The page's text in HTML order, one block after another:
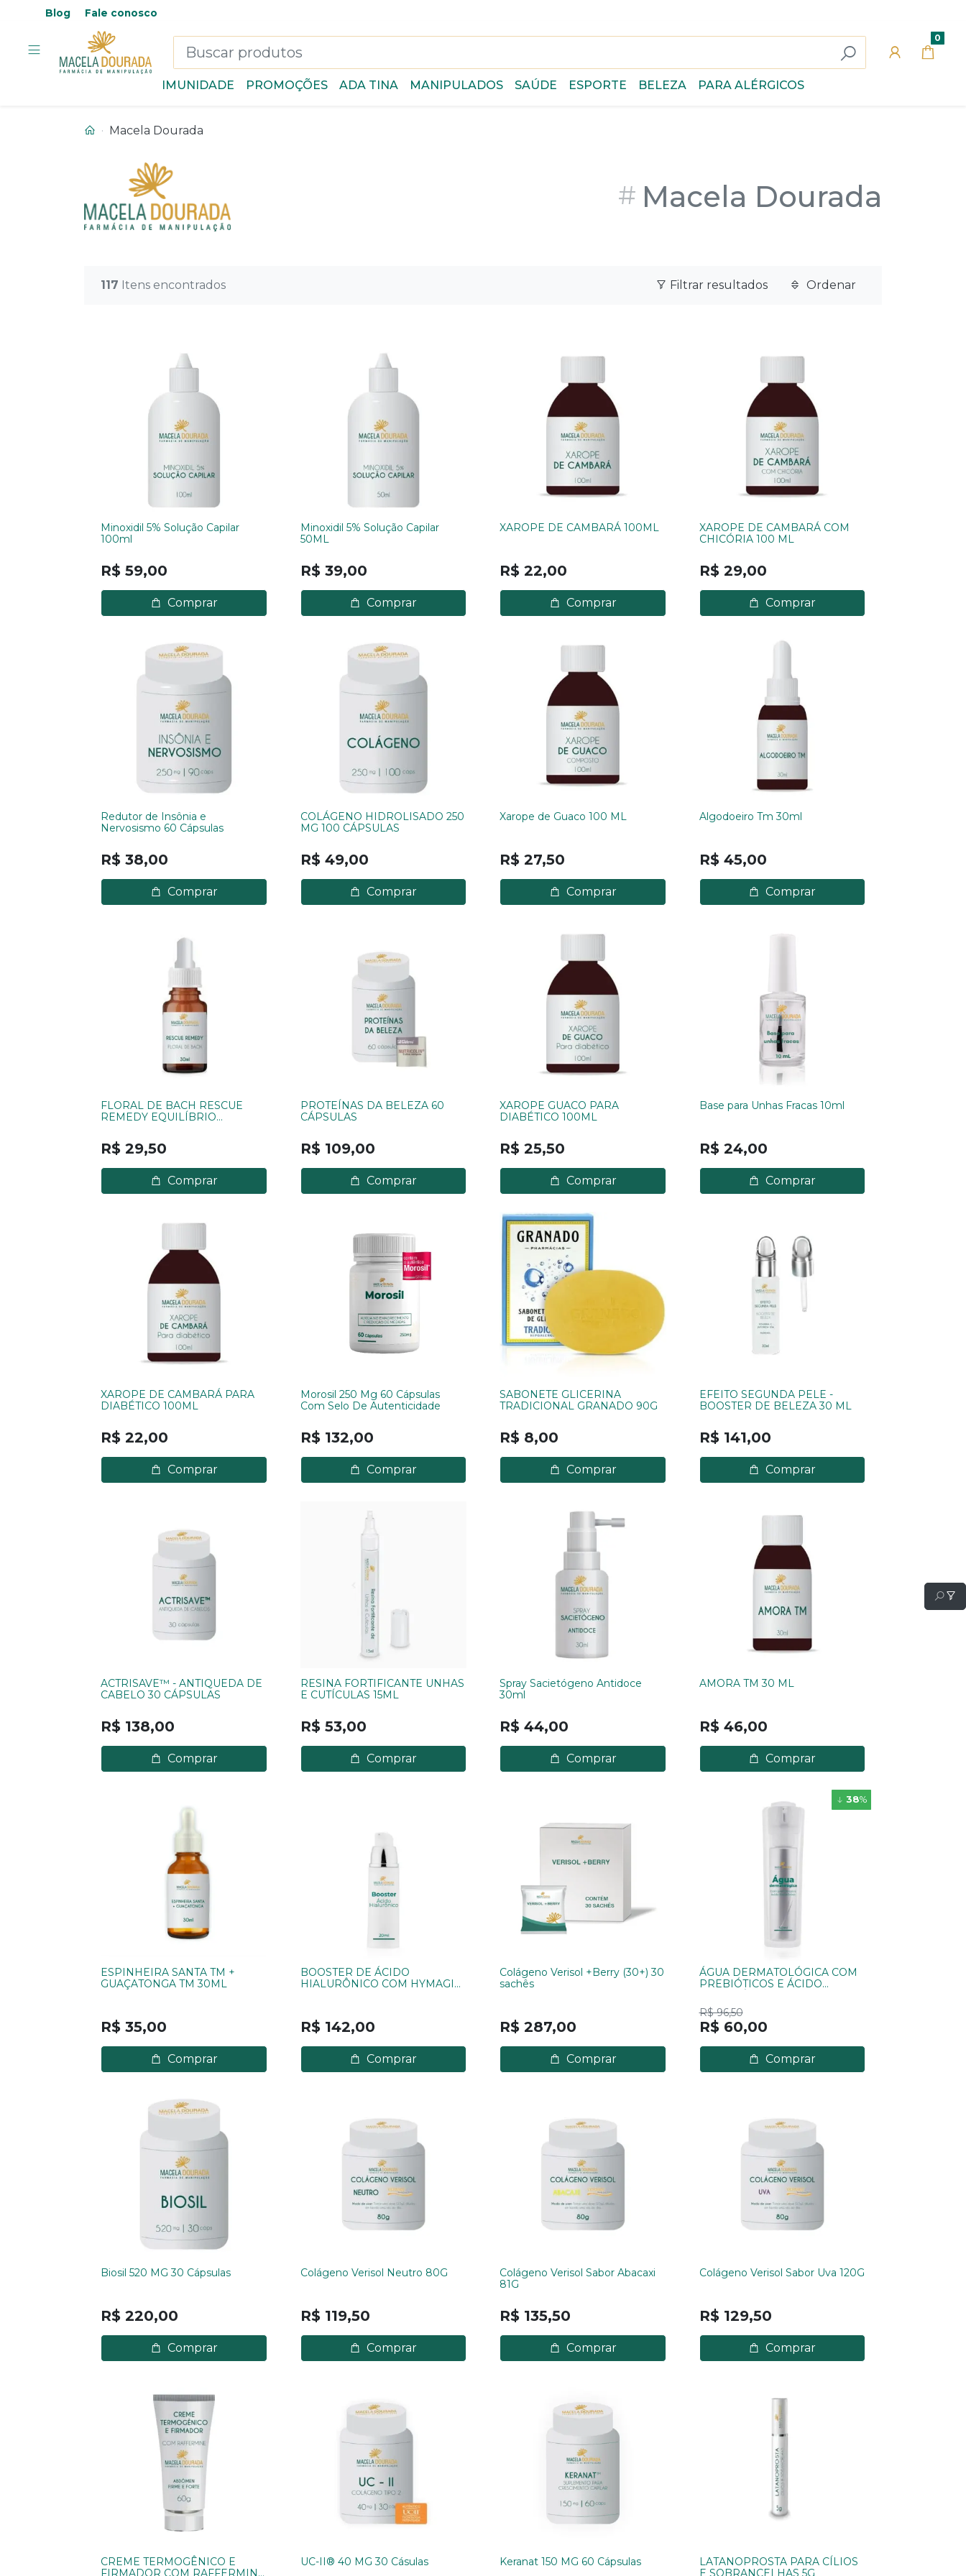
Blog Fale conosco
0
IMUNIDADE PROMOÇÕES ADA TINA MANIPULADOS SAÚDE ESPORTE BELEZA PARA ALÉRGICOS
Macela Dourada
Macela Dourada
117 Itens encontrados Filtrar resultados Ordenar
Minoxidil 5% Solução Capilar
100ml
R$ 59,00
Comprar
Minoxidil 5% Solução Capilar
50ML
R$ 39,00
Comprar
XAROPE DE CAMBARÁ 100ML
R$ 22,00
Comprar
XAROPE DE CAMBARÁ COM
CHICÓRIA 100 ML
R$ 29,00
Comprar
Redutor de Insônia e
Nervosismo 60 Cápsulas
R$ 38,00
Comprar
COLÁGENO HIDROLISADO 250
MG 100 CÁPSULAS
R$ 49,00
Comprar
Xarope de Guaco 100 ML
R$ 27,50
Comprar
Algodoeiro Tm 30ml
R$ 45,00
Comprar
FLORAL DE BACH RESCUE
REMEDY EQUILÍBRIO
R$ 29,50
Comprar
PROTEÍNAS DA BELEZA 60
CÁPSULAS
R$ 109,00
Comprar
XAROPE GUACO PARA
DIABÉTICO 100ML
R$ 25,50
Comprar
Base para Unhas Fracas 10ml
R$ 24,00
Comprar
XAROPE DE CAMBARÁ PARA
DIABÉTICO 100ML
R$ 22,00
Comprar
Morosil 250 Mg 60 Cápsulas
Com Selo De Autenticidade
R$ 132,00
Comprar
SABONETE GLICERINA
TRADICIONAL GRANADO 90G
R$ 8,00
Comprar
EFEITO SEGUNDA PELE -
BOOSTER DE BELEZA 30 ML
R$ 141,00
Comprar
ACTRISAVE™ - ANTIQUEDA DE
CABELO 30 CÁPSULAS
R$ 138,00
Comprar
RESINA FORTIFICANTE UNHAS
E CUTÍCULAS 15ML
R$ 53,00
Comprar
Spray Sacietógeno Antidoce
30ml
R$ 44,00
Comprar
AMORA TM 30 ML
R$ 46,00
Comprar
ESPINHEIRA SANTA TM +
GUAÇATONGA TM 30ML
R$ 35,00
Comprar
BOOSTER DE ÁCIDO
HIALURÔNICO COM HYMAGIC
R$ 142,00
Comprar
Colágeno Verisol +Berry (30+) 30
sachês
R$ 287,00
Comprar
38%
ÁGUA DERMATOLÓGICA COM
PREBIÓTICOS E ÁCIDO
R$ 96,50
R$ 60,00
Comprar
Biosil 520 MG 30 Cápsulas
R$ 220,00
Comprar
Colágeno Verisol Neutro 80G
R$ 119,50
Comprar
Colágeno Verisol Sabor Abacaxi
81G
R$ 135,50
Comprar
Colágeno Verisol Sabor Uva 120G
R$ 129,50
Comprar
CREME TERMOGÊNICO E
FIRMADOR COM RAFFERMINE
UC-II® 40 MG 30 Cásulas Keranat 150 MG 60 Cápsulas
LATANOPROSTA PARA CÍLIOS
E SOBRANCELHAS 5G